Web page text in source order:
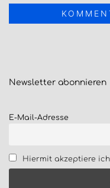
Newsletter abonnieren
E-Mail-Adresse
Hiermit akzeptiere